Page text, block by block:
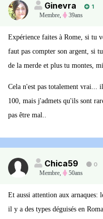
Ginevra
1
Membre, 39ans
Expérience faites à Rome, si tu
faut pas compter son argent, si
de la merde et plus tu montes,
Cela n'est pas totalement vrai...
100, mais j'admets qu'ils sont
pas être mal..
Chica59
0
Membre, 50ans
Et aussi attention aux arnaques:
il y a des types déguisés en